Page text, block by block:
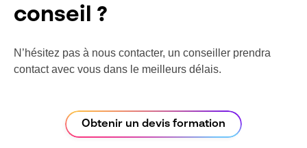
conseil ?
N’hésitez pas à nous contacter, un conseiller prendra
contact avec vous dans le meilleurs délais.
Obtenir un devis formation